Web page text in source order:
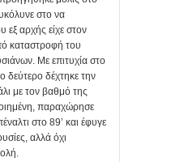
στο να
εξ αρχής είχε στον
καταστροφή του
Με επιτυχία στο
δεύτερο δέχτηκε την
με τον βαθμό της
παραχώρησε
στο 89’ και έφυγε
αλλά όχι